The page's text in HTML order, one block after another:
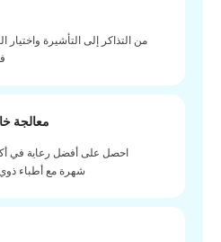
من التذاكر إلى التأشيرة واختيار
معالجة
احصل على أفضل رعاية في
شهرة مع أطباء